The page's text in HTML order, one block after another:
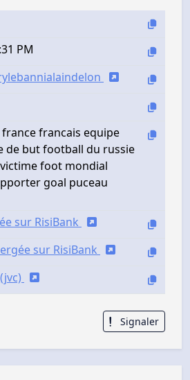
PM
francais equipe
de but football du russie
foot mondial
goal puceau
sur RisiBank
sur RisiBank
Signaler